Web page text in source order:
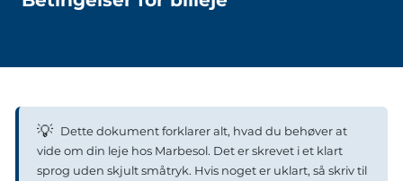
💡 Dette dokument forklarer alt, hvad du behøver at
vide om din leje hos Marbesol. Det er skrevet i et klart
sprog uden skjult småtryk. Hvis noget er uklart, så skriv til